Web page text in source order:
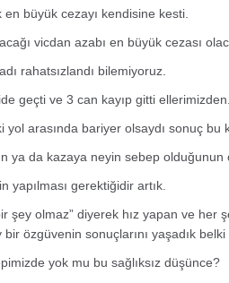
büyük cezayı kendisine kesti.
vicdan azabı en büyük cezası
rahatsızlandı bilemiyoruz.
geçti ve 3 can kayıp gitti ellerimizden.
yol arasında bariyer olsaydı sonuç bu
ya da kazaya neyin sebep olduğunun
yapılması gerektiğidir artık.
şey olmaz” diyerek hız yapan ve
özgüvenin sonuçlarını yaşadık belki
yok mu bu sağlıksız düşünce?